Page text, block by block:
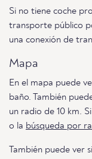
Si no tiene coche
transporte público
una conexión de
Mapa
En el mapa puede
baño. También
un radio de 10 km.
o la búsqueda por
También puede ver